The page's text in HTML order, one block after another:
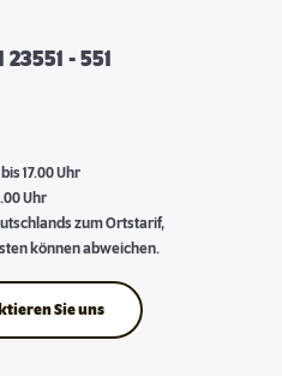
23551 - 551
17.00 Uhr
Uhr
zum Ortstarif,
können abweichen.
Sie uns